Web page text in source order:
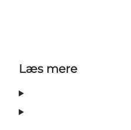
Læs mere